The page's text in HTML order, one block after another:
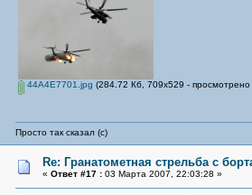
44A4E7701.jpg (284.72 Кб, 709x529 - просмотрено
Просто так сказал (с)
Re: Гранатометная стрельба с
« Ответ #17 :03 Марта 2007, 22:03:28 »